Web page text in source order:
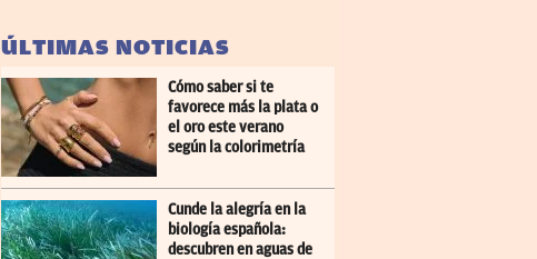
ÚLTIMAS NOTICIAS
Cómo saber si te
favorece más la plata o
el oro este verano
según la colorimetría
Cunde la alegría en la
biología española:
descubren en aguas de